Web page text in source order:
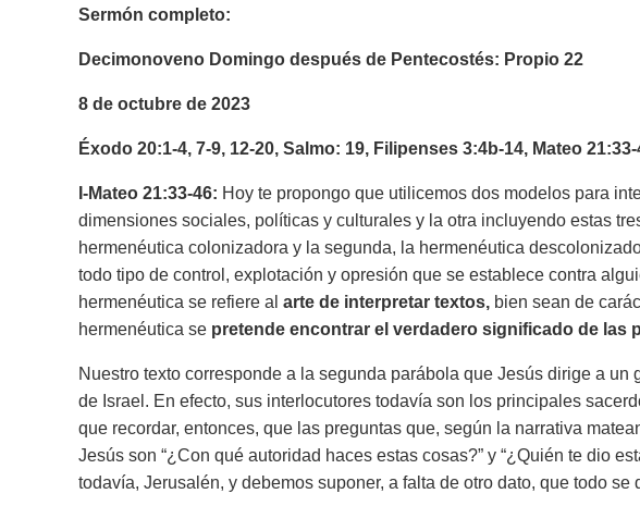
Sermón completo:
Decimonoveno Domingo después de Pentecostés: Propio 22
8 de octubre de 2023
Éxodo 20:1-4, 7-9, 12-20, Salmo: 19, Filipenses 3:4b-14, Mateo 21:33-
I-Mateo 21:33-46: Hoy te propongo que utilicemos dos modelos para
dimensiones sociales, políticas y culturales y la otra incluyendo estas
hermenéutica colonizadora y la segunda, la hermenéutica
todo tipo de control, explotación y opresión que se establece contra
hermenéutica se refiere al arte de interpretar textos, bien sean de
hermenéutica se pretende encontrar el verdadero significado de las
Nuestro texto corresponde a la segunda parábola que Jesús dirige a
de Israel. En efecto, sus interlocutores todavía son los principales
que recordar, entonces, que las preguntas que, según la narrativa
Jesús son “¿Con qué autoridad haces estas cosas?” y “¿Quién te dio
todavía, Jerusalén, y debemos suponer, a falta de otro dato, que todo se